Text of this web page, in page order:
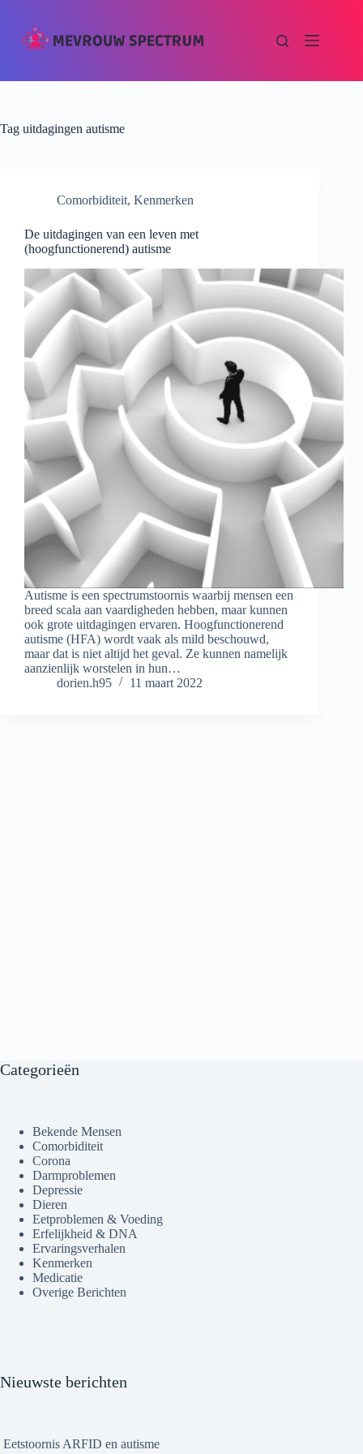
Tag uitdagingen autisme
Comorbiditeit, Kenmerken
De uitdagingen van een leven met
(hoogfunctionerend) autisme
Autisme is een spectrumstoornis waarbij mensen een
breed scala aan vaardigheden hebben, maar kunnen
ook grote uitdagingen ervaren. Hoogfunctionerend
autisme (HFA) wordt vaak als mild beschouwd,
maar dat is niet altijd het geval. Ze kunnen namelijk
aanzienlijk worstelen in hun…
dorien.h95
11 maart 2022
Categorieën
Bekende Mensen
Comorbiditeit
Corona
Darmproblemen
Depressie
Dieren
Eetproblemen & Voeding
Erfelijkheid & DNA
Ervaringsverhalen
Kenmerken
Medicatie
Overige Berichten
Nieuwste berichten
Eetstoornis ARFID en autisme